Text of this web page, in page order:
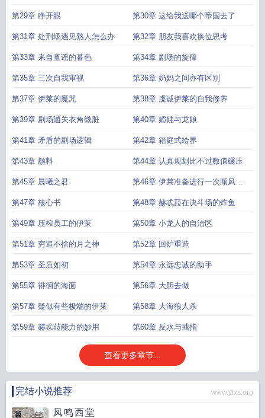
第29章 睁开眼 第30章 这给我送哪个帝国去了
第31章 处刑场遇见熟人怎么办 第32章 朋友我喜欢换位思考
第33章 来自童谣的暮色 第34章 剧场的旋律
第35章 三次自我审视 第36章 奶妈之间亦有区別
第37章 伊莱的魔咒 第38章 虔诚伊莱的自我修养
第39章 剧场通关衣角微脏 第40章 媚娃与龙娘
第41章 矛盾的剧场逻辑 第42章 箱庭式绘界
第43章 顏料 第44章 认真规划比不过数值碾压
第45章 晨曦之君 第46章 伊莱准备进行一次顺风撰
写
第47章 核心书 第48章 赫忒菈在决斗场的炸鱼
第49章 压榨员工的伊莱 第50章 小龙人的自治区
第51章 穷追不捨的月之神 第52章 回炉重造
第53章 圣质如初 第54章 永远忠诚的助手
第55章 徘徊的海面 第56章 大胆去做
第57章 疑似有些极端的伊莱 第58章 大海狼人杀
第59章 赫忒菈能力的妙用 第60章 反水与戒指
查看更多章节...
完结小说推荐 www.ytxs.org
凤鸣西堂